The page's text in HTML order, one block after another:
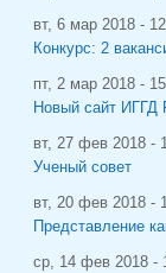
вт, 6 мар 2018 -
Конкурс: 2
пт, 2 мар 2018 -
Новый сайт ИГГД
вт, 27 фев 2018 -
Ученый совет
вт, 20 фев 2018 -
Представление
ср, 14 фев 2018 -